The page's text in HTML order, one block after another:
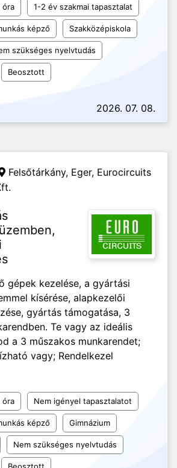
óra 1-2 év szakmai tapasztalat
képző Szakközépiskola
szükséges nyelvtudás
Beosztott
2026. 07. 08.
Felsőtárkány, Eger, Eurocircuits
gépek kezelése, a gyártási
kísérése, alapkezelői
gyártás támogatása, 3
Te vagy az ideális
a 3 műszakos munkarendet;
vagy; Rendelkezel
óra Nem igényel tapasztalatot
képző Gimnázium
Nem szükséges nyelvtudás